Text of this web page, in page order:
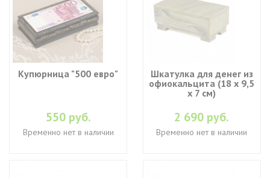
Купюрница "500 евро"
550 руб.
Временно нет в наличии
Шкатулка для денег из
офиокальцита (18 х 9,5
х 7 см)
2 690 руб.
Временно нет в наличии